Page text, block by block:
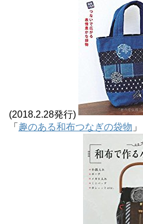
(2018.2.28発行)
「 趣のある和布つなぎの袋物 」